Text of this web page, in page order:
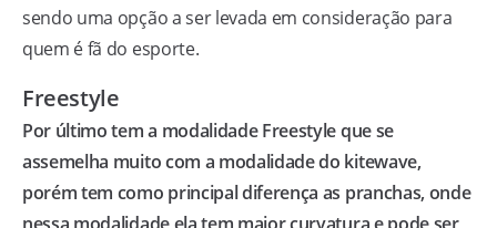
sendo uma opção a ser levada em consideração para
quem é fã do esporte.
Freestyle
Por último tem a modalidade Freestyle que se
assemelha muito com a modalidade do kitewave,
porém tem como principal diferença as pranchas, onde